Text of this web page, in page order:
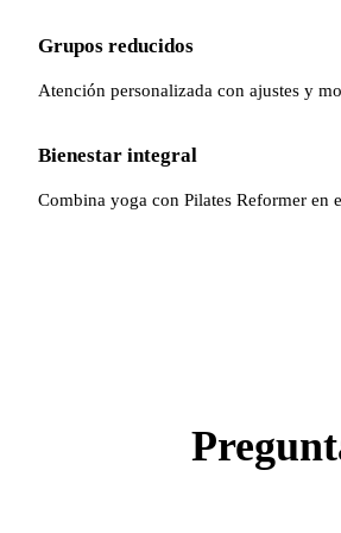
Grupos reducidos
Atención personalizada con ajustes y
Bienestar integral
Combina yoga con Pilates Reformer en